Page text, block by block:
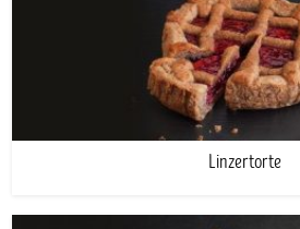
Linzertorte